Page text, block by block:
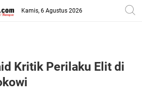
Kamis, 6 Agustus 2026
Kritik Perilaku Elit di